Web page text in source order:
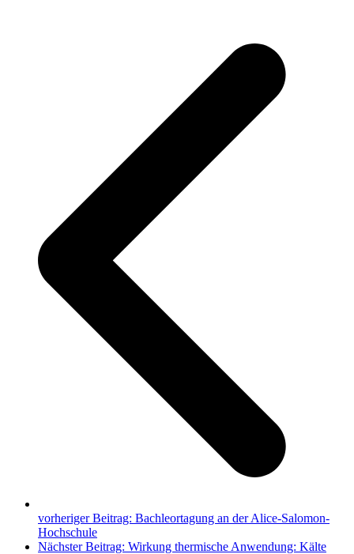
vorheriger Beitrag: Bachleortagung an der Alice-Salomon-
Hochschule
Nächster Beitrag: Wirkung thermische Anwendung: Kälte